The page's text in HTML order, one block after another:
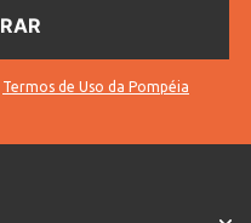
Termos de Uso da Pompéia